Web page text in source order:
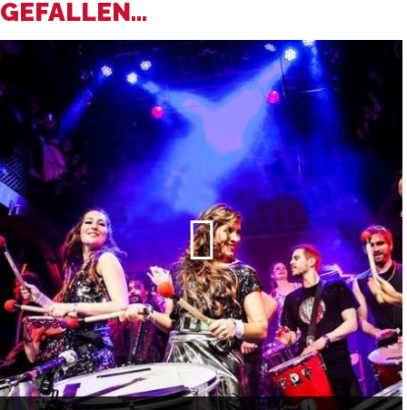
GEFALLEN...